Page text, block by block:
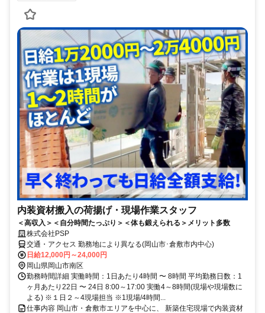
内装資材搬入の荷揚げ・現場作業スタッフ
＜高収入＞＜自分時間たっぷり＞＜体も鍛えられる＞メリット多数
株式会社PSP
交通・アクセス 勤務地により異なる(岡山市･倉敷市内中心)
日給12,000円～24,000円
岡山県岡山市南区
勤務時間詳細 実働時間：1日あたり4時間 〜 8時間 平均勤務日数：1
ヶ月あたり22日 〜 24日 8:00～17:00 実働4～8時間(現場や現場数に
よる) ※１日２～4現場担当 ※1現場/4時間...
仕事内容 岡山市・倉敷市エリアを中心に、 新築住宅現場で内装資材